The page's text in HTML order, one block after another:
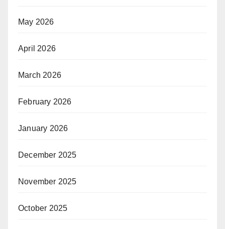
May 2026
April 2026
March 2026
February 2026
January 2026
December 2025
November 2025
October 2025